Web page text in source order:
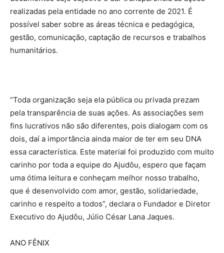
realizadas pela entidade no ano corrente de 2021. É
possível saber sobre as áreas técnica e pedagógica,
gestão, comunicação, captação de recursos e trabalhos
humanitários.
“Toda organização seja ela pública ou privada prezam
pela transparência de suas ações. As associações sem
fins lucrativos não são diferentes, pois dialogam com os
dois, daí a importância ainda maior de ter em seu DNA
essa característica. Este material foi produzido com muito
carinho por toda a equipe do Ajudôu, espero que façam
uma ótima leitura e conheçam melhor nosso trabalho,
que é desenvolvido com amor, gestão, solidariedade,
carinho e respeito a todos”, declara o Fundador e Diretor
Executivo do Ajudôu, Júlio César Lana Jaques.
ANO FÊNIX